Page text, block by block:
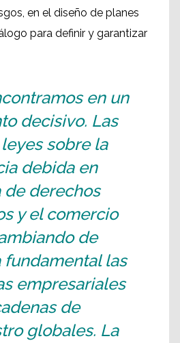
en el diseño de planes
para definir y garantizar
en un
decisivo. Las
sobre la
debida en
de derechos
y el comercio
de
fundamental las
empresariales
de
globales. La